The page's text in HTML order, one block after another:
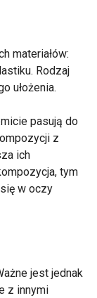
materiałów:
Rodzaj
ułożenia.
pasują do
z
ich
tym
w oczy
jest jednak
z innymi